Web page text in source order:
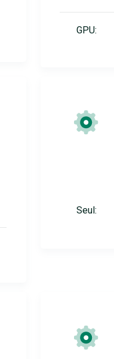
GPU:
Seul: